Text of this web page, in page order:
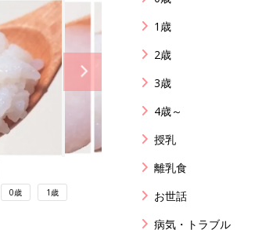
0歳 1歳
1歳
2歳
3歳
4歳～
授乳
離乳食
お世話
病気・トラブル